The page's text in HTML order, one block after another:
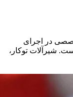
در اجرای
شیرآلات توکار،